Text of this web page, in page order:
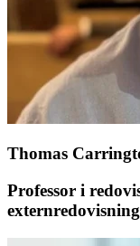
Thomas
Professor i